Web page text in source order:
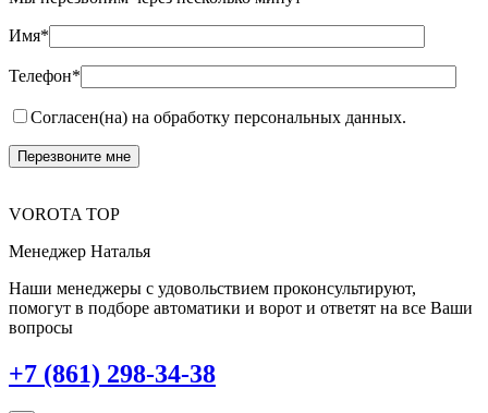
Имя*
Телефон*
Согласен(на) на обработку персональных данных.
VOROTA TOP
Менеджер Наталья
Наши менеджеры с удовольствием проконсультируют,
помогут в подборе автоматики и ворот и ответят на все Ваши
вопросы
+7 (861) 298-34-38